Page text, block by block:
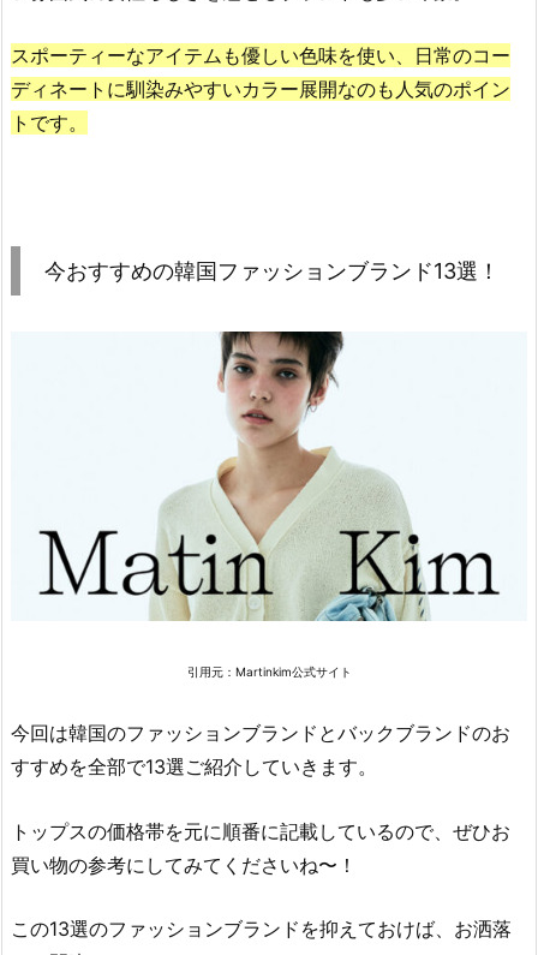
s
t
&
e
ア
ン
ド
ー
シ
ン）
2.
T
スポーティーなアイテムも優しい色味を使い、日常のコー
ディネートに馴染みやすいカラー展開なのも人気のポイン
トです。
今おすすめの韓国ファッションブランド13選！
引用元：Martinkim公式サイト
今回は韓国のファッションブランドとバックブランドのお
すすめを全部で13選ご紹介していきます。
トップスの価格帯を元に順番に記載しているので、ぜひお
買い物の参考にしてみてくださいね〜！
この13選のファッションブランドを抑えておけば、お洒落